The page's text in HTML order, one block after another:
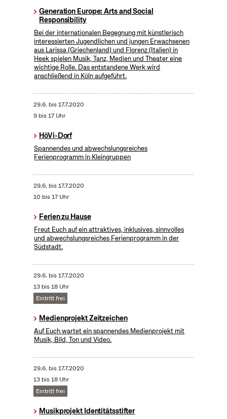
Generation Europe: Arts and Social
Responsibility
Bei der internationalen Begegnung mit künstlerisch
interessierten Jugendlichen und jungen Erwachsenen
aus Larissa (Griechenland) und Florenz (Italien) in
Heek spielen Musik, Tanz, Medien und Theater eine
wichtige Rolle. Das entstandene Werk wird
anschließend in Köln aufgeführt.
29.6. bis17.7.2020
9 bis 17 Uhr
HöVi-Dorf
Spannendes und abwechslungsreiches
Ferienprogramm in Kleingruppen
29.6. bis17.7.2020
10 bis 17 Uhr
Ferien zu Hause
Freut Euch auf ein attraktives, inklusives, sinnvolles
und abwechslungsreiches Ferienprogramm in der
Südstadt.
29.6. bis17.7.2020
13 bis 18 Uhr
Eintritt frei
Medienprojekt Zeitzeichen
Auf Euch wartet ein spannendes Medienprojekt mit
Musik, Bild, Ton und Video.
29.6. bis17.7.2020
13 bis 18 Uhr
Eintritt frei
Musikprojekt Identitätsstifter